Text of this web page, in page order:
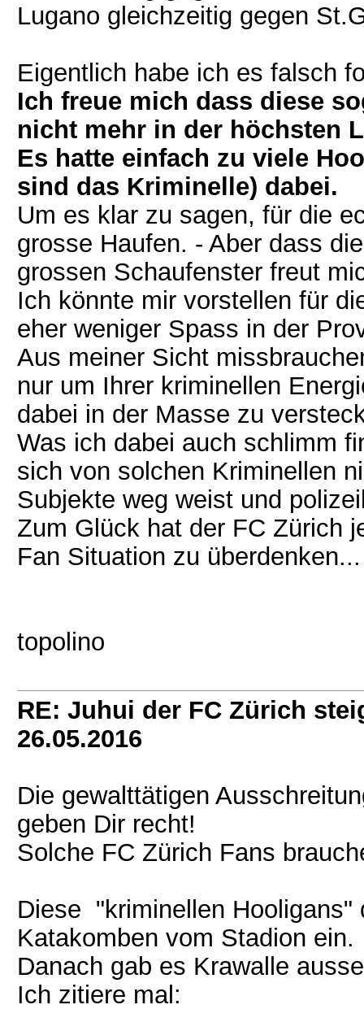
Lugano gleichzeitig gegen
Eigentlich habe ich es falsch
Ich freue mich dass diese
nicht mehr in der höchsten
Es hatte einfach zu viele
sind das Kriminelle) dabei.
Um es klar zu sagen, für die
grosse Haufen. - Aber dass
grossen Schaufenster freut
Ich könnte mir vorstellen für
eher weniger Spass in der
Aus meiner Sicht
nur um Ihrer kriminellen
dabei in der Masse zu
Was ich dabei auch schlimm
sich von solchen Kriminellen
Subjekte weg weist und
Zum Glück hat der FC Zürich
Fan Situation zu überdenken...
topolino
RE: Juhui der FC Zürich
26.05.2016
Die gewalttätigen
geben Dir recht!
Solche FC Zürich Fans
Diese "kriminellen Hooligans"
Katakomben vom Stadion ein.
Danach gab es Krawalle
Ich zitiere mal: